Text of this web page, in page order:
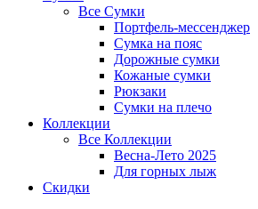
Все Сумки
Портфель-мессенджер
Сумка на пояс
Дорожные сумки
Кожаные сумки
Рюкзаки
Сумки на плечо
Коллекции
Все Коллекции
Весна-Лето 2025
Для горных лыж
Скидки